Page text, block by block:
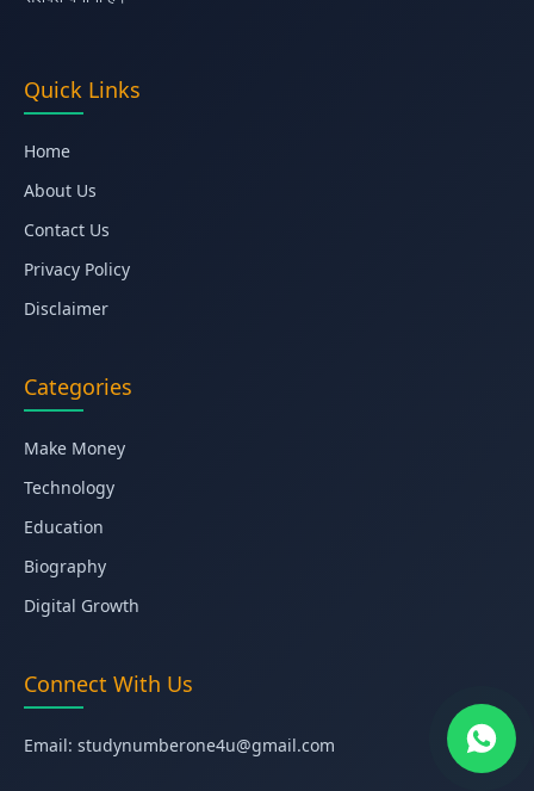
Quick Links
Home
About Us
Contact Us
Privacy Policy
Disclaimer
Categories
Make Money
Technology
Education
Biography
Digital Growth
Connect With Us
Email: studynumberone4u@gmail.com